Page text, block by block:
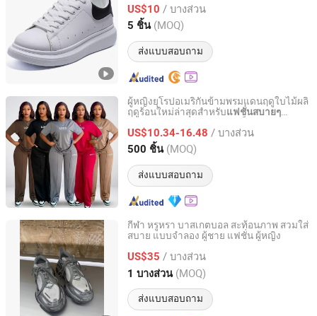
US$10 / บางส่วน
5 ชิ้น (MOQ)
ส่งแบบสอบถาม
Fujian, China อัตราจาก 2025
ผู้หญิงยุโรปอเมริกันข้ามพรมแดนฤดูใบไม้ผลิ
ฤดูร้อนใหม่ล่าสุดสำหรับแฟชั่นสบายๆ
US$10.34-16.48 / บางส่วน
500 ชิ้น (MOQ)
ส่งแบบสอบถาม
Guang'an Xinli Garment Co., Ltd.
Sichuan, China อัตราจาก 2026
กีฬา หรูหรา บาสเกตบอล สะท้อนภาพ สวมใส่
สบาย แบบจำลอง ผู้ชาย แฟชั่น ผู้หญิง
US$35 / บางส่วน
1 บางส่วน (MOQ)
ส่งแบบสอบถาม
Quanzhou Awakening Trading Co., Ltd.
Fujian, China อัตราจาก 2026